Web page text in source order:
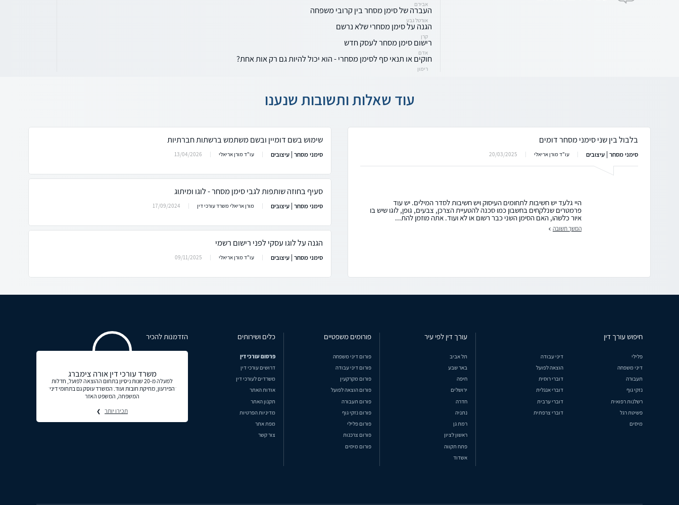
אבירם
העברה של סימן מסחר בין קרובי משפחה
אורטל גבע
הגנה על סימן מסחרי שלא נרשם
קרן
רישום סימן מסחר לעסק חדש
אדם
חוקים או תנאי סף לסימן מסחרי - הוא יכול להיות גם רק אות אחת?
רימון
עוד שאלות ותשובות שנענו
בלבול בין שני סימני מסחר דומים
סימני מסחר | עיצובים עו"ד מורן אריאלי 20/03/2025
היי גלעד יש חשיבות לתחומים העיסוק ויש חשיבות לסדר המילים. יש עוד
פרמטרים שנלקחים בחשבון כמו סכנה להטעיית הצרכן, צבעים, גופן, לוגו שיש בו
איור כלשהו, האם הסימן השני כבר רשום או לא ועוד. אתה מוזמן להת...
המשך תשובה
שימוש בשם דומיין ובשם משתמש ברשתות חברתיות
סימני מסחר | עיצובים עו"ד מורן אריאלי 13/04/2026
סעיף בחוזה שותפות לגבי סימן מסחר - לוגו ומיתוג
סימני מסחר | עיצובים מורן אריאלי משרד עורכי דין 17/09/2024
הגנה על לוגו עסקי לפני רישום רשמי
סימני מסחר | עיצובים עו"ד מורן אריאלי 09/11/2025
חיפוש עורך דין
פלילי
דיני עבודה
דיני משפחה
הוצאה לפועל
תעבורה
דוברי רוסית
נזקי גוף
דוברי אנגלית
רשלנות רפואית
דוברי ערבית
פשיטת רגל
דוברי צרפתית
מיסים
עורך דין לפי עיר
תל אביב
באר שבע
חיפה
ירושלים
חדרה
נתניה
רמת גן
ראשון לציון
פתח תקווה
אשדוד
פורומים משפטיים
פורום דיני משפחה
פורום דיני עבודה
פורום מקרקעין
פורום הוצאה לפועל
פורום תעבורה
פורום נזקי גוף
פורום פלילי
פורום צרכנות
פורום מיסים
כלים ושירותים
פרסום עורכי דין
דרושים עורכי דין
משרדים לעורכי דין
אודות האתר
תקנון האתר
מדיניות הפרטיות
מפת אתר
צור קשר
הזדמנות להכיר
משרד עורכי דין אורה צימברג
למעלה מ-20 שנות ניסיון בתחום ההוצאה לפועל, חדלות
הפירעון, מחיקת חובות ועוד. המשרד עוסק גם בתחומי דיני
המשפחה, המשפט האזר
תכירו יותר